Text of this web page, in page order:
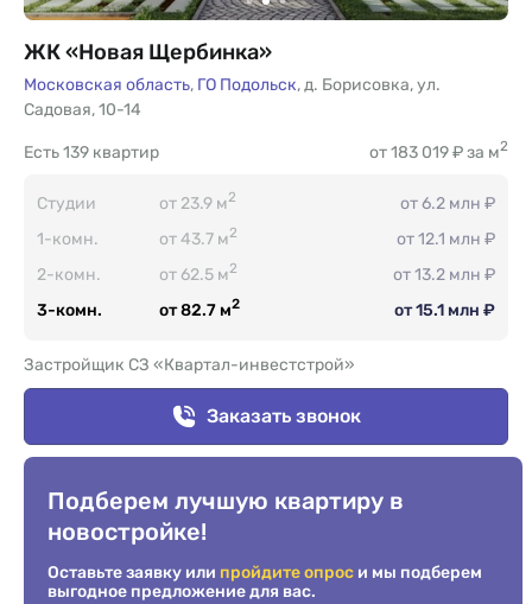
ЖК «Новая Щербинка»
Московская область, ГО Подольск,д. Борисовка,ул.
Садовая,10-14
139 квартир
Есть от 183 019 ₽ за м2
Студии от 23.9 м2
от 6.2 млн ₽
1-комн.
от 43.7 м2
от 12.1 млн ₽
2-комн.
от 62.5 м2
от 13.2 млн ₽
3-комн.
от 82.7 м2 от 15.1 млн ₽
Застройщик СЗ «Квартал-инвестстрой»
Заказать звонок
Подберем лучшую квартиру в
новостройке!
Оставьте заявку или пройдите опрос и мы подберем
выгодное предложение для вас.